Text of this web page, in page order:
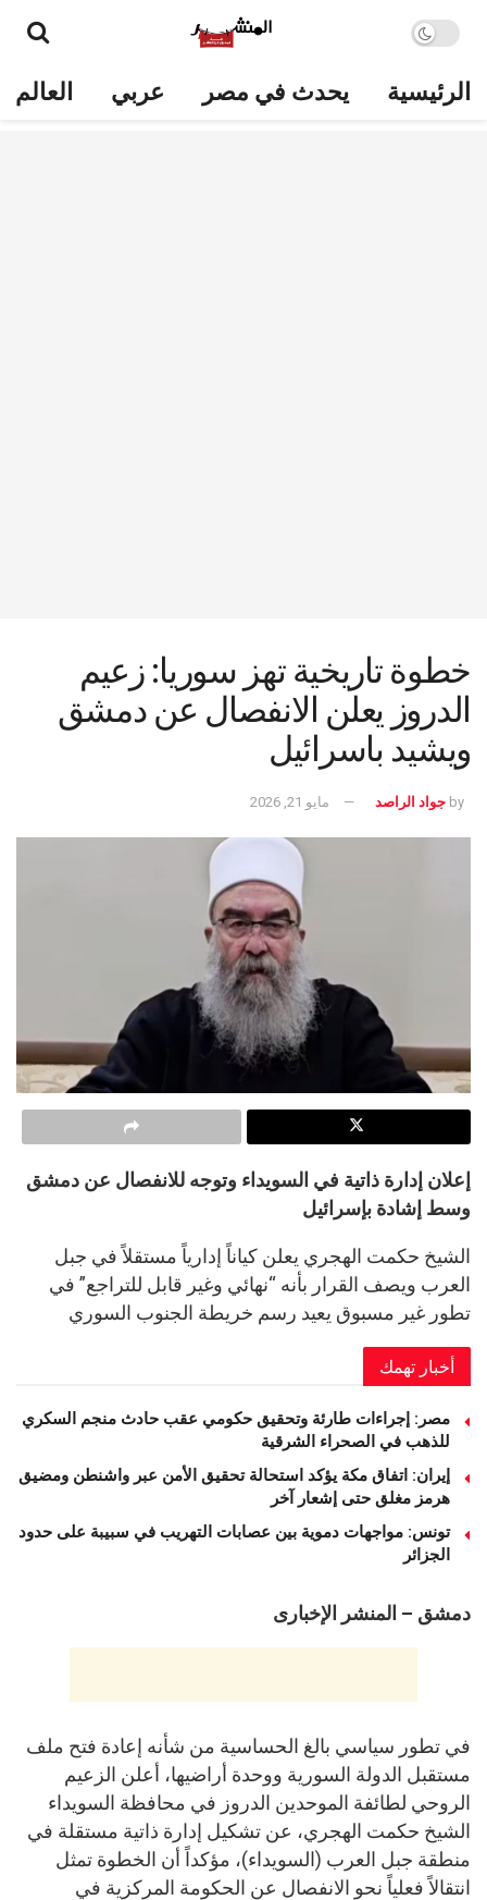
الرئيسية يحدث في مصر عربي العالم
خطوة تاريخية تهز سوريا: زعيم
الدروز يعلن الانفصال عن دمشق
ويشيد باسرائيل
by جواد الراصد مايو 21, 2026
إعلان إدارة ذاتية في السويداء وتوجه للانفصال عن دمشق
وسط إشادة بإسرائيل
الشيخ حكمت الهجري يعلن كياناً إدارياً مستقلاً في جبل
العرب ويصف القرار بأنه “نهائي وغير قابل للتراجع” في
تطور غير مسبوق يعيد رسم خريطة الجنوب السوري
أخبار تهمك
مصر: إجراءات طارئة وتحقيق حكومي عقب حادث منجم السكري
للذهب في الصحراء الشرقية
إيران: اتفاق مكة يؤكد استحالة تحقيق الأمن عبر واشنطن ومضيق
هرمز مغلق حتى إشعار آخر
تونس: مواجهات دموية بين عصابات التهريب في سبيبة على حدود
الجزائر
دمشق – المنشر الإخبارى
في تطور سياسي بالغ الحساسية من شأنه إعادة فتح ملف
مستقبل الدولة السورية ووحدة أراضيها، أعلن الزعيم
الروحي لطائفة الموحدين الدروز في محافظة السويداء
الشيخ حكمت الهجري، عن تشكيل إدارة ذاتية مستقلة في
منطقة جبل العرب (السويداء)، مؤكداً أن الخطوة تمثل
انتقالاً فعلياً نحو الانفصال عن الحكومة المركزية في